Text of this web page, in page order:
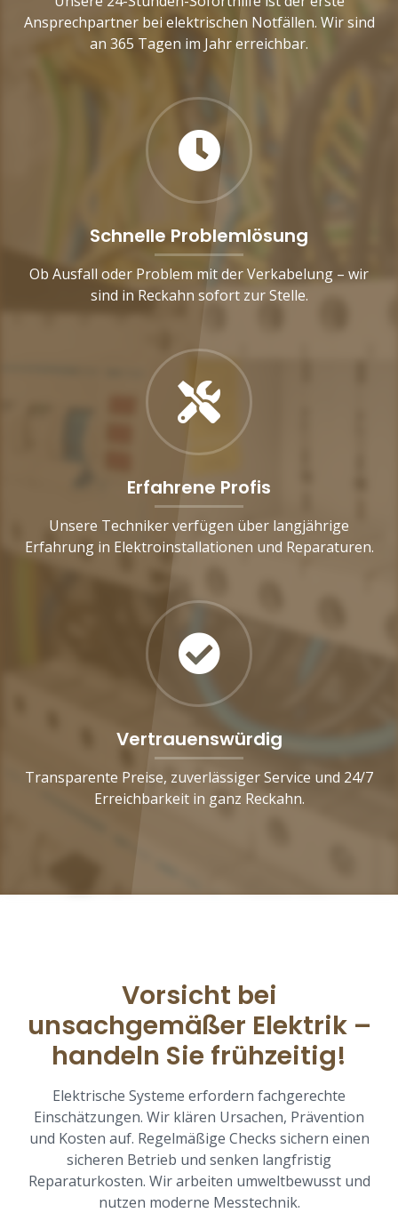
Ansprechpartner bei elektrischen Notfällen. Wir sind
an 365 Tagen im Jahr erreichbar.
Schnelle Problemlösung
Ob Ausfall oder Problem mit der Verkabelung – wir
sind in Reckahn sofort zur Stelle.
Erfahrene Profis
Unsere Techniker verfügen über langjährige
Erfahrung in Elektroinstallationen und Reparaturen.
Vertrauenswürdig
Transparente Preise, zuverlässiger Service und 24/7
Erreichbarkeit in ganz Reckahn.
Vorsicht bei
unsachgemäßer Elektrik –
handeln Sie frühzeitig!
Elektrische Systeme erfordern fachgerechte
Einschätzungen. Wir klären Ursachen, Prävention
und Kosten auf. Regelmäßige Checks sichern einen
sicheren Betrieb und senken langfristig
Reparaturkosten. Wir arbeiten umweltbewusst und
nutzen moderne Messtechnik.